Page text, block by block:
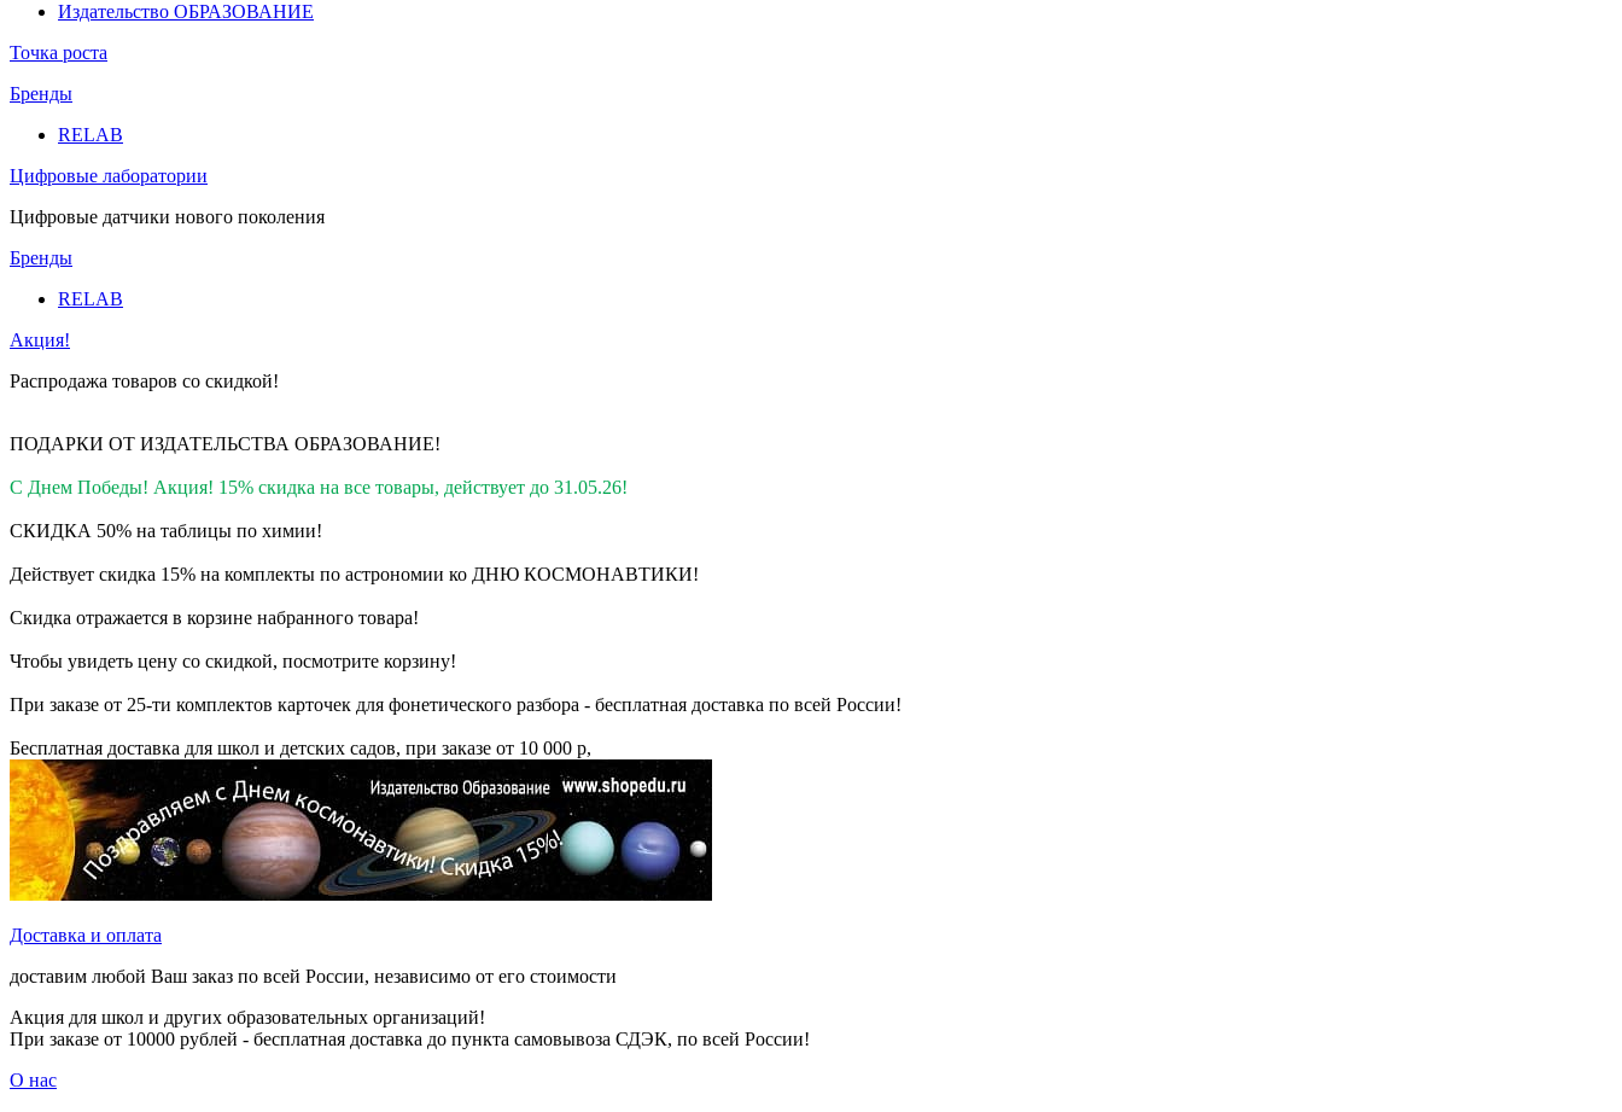
Издательство ОБРАЗОВАНИЕ
Точка роста
Бренды
RELAB
Цифровые лаборатории
Цифровые датчики нового поколения
Бренды
RELAB
Акция!
Распродажа товаров со скидкой!
ПОДАРКИ ОТ ИЗДАТЕЛЬСТВА ОБРАЗОВАНИЕ!
С Днем Победы! Акция! 15% скидка на все товары, действует до 31.05.26!
СКИДКА 50% на таблицы по химии!
Действует скидка 15% на комплекты по астрономии ко ДНЮ КОСМОНАВТИКИ!
Скидка отражается в корзине набранного товара!
Чтобы увидеть цену со скидкой, посмотрите корзину!
При заказе от 25-ти комплектов карточек для фонетического разбора - бесплатная доставка по всей России!
Бесплатная доставка для школ и детских садов, при заказе от 10 000 р,
Доставка и оплата
доставим любой Ваш заказ по всей России, независимо от его стоимости
Акция для школ и других образовательных организаций!
При заказе от 10000 рублей - бесплатная доставка до пункта самовывоза СДЭК, по всей России!
О нас